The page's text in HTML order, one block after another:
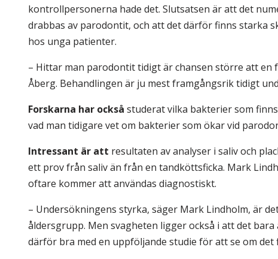
kontrollpersonerna hade det. Slutsatsen är att det
drabbas av parodontit, och att det därför finns starka
hos unga patienter.
– Hittar man parodontit tidigt är chansen större att
Åberg. Behandlingen är ju mest framgångsrik tidigt
Forskarna har också studerat vilka bakterier som
vad man tidigare vet om bakterier som ökar vid
Intressant är att resultaten av analyser i saliv och
ett prov från saliv än från en tandköttsficka. Mark
oftare kommer att användas dia­gnostiskt.
– Undersökningens styrka, säger Mark Lindholm, är
åldersgrupp. Men svagheten ligger också i att det
därför bra med en uppföljande studie för att se om det